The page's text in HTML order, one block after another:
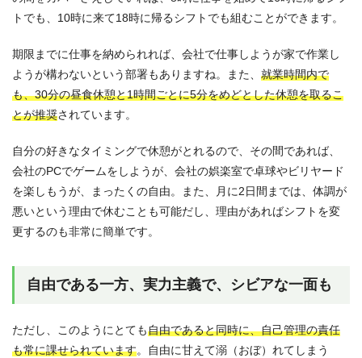
トでも、10時に来て18時に帰るシフトでも組むことができます。
期限までに仕事を納められれば、会社で仕事しようが家で作業し
ようが構わないという部署もありますね。また、 就業時間内で
も、30分の昼食休憩と1時間ごとに5分をめどとした休憩を取るこ
とが推奨されています。
自分の好きなタイミングで休憩がとれるので、その間であれば、
会社のPCでゲームをしようが、会社の娯楽室で卓球やビリヤード
を楽しもうが、まったくの自由。また、月に2日間までは、体調が
悪いという理由で休むことも可能だし、理由があればシフトを変
更するのも非常に簡単です。
自由である一方、実力主義で、シビアな一面も
ただし、このようにとても自由であると同時に、自己管理の責任
も常に課せられています。自由に甘えて溺（おぼ）れてしまう